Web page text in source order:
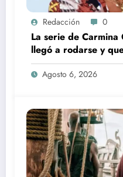
Redacción 0
La serie de
llegó a rodarse y
Pantoja en la gran
Agosto 6, 2026